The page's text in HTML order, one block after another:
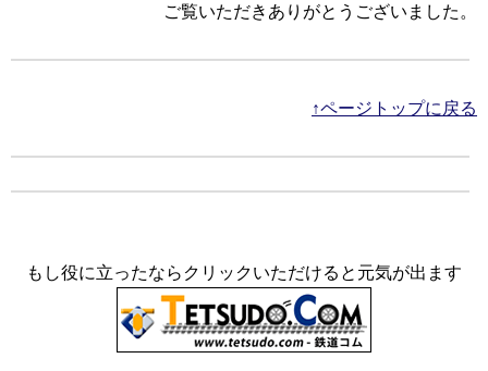
ご覧いただきありがとうございました。
↑ページトップに戻る
もし役に立ったならクリックいただけると元気が出ます